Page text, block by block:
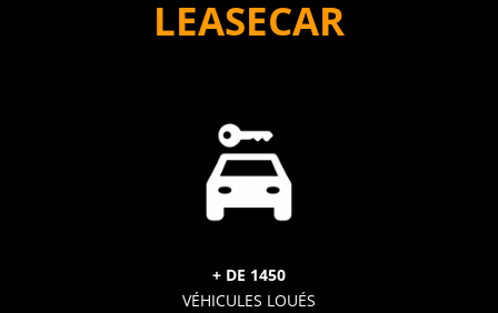
LEASECAR
+ DE 1450
VÉHICULES LOUÉS